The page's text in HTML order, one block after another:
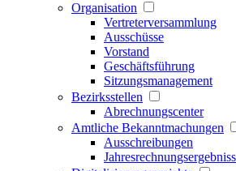
Organisation
Vertreterversammlung
Ausschüsse
Vorstand
Geschäftsführung
Sitzungsmanagement
Bezirksstellen
Abrechnungscenter
Amtliche Bekanntmachungen
Ausschreibungen